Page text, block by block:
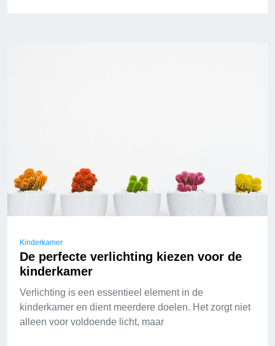
Kinderkamer
De perfecte verlichting kiezen voor de
kinderkamer
Verlichting is een essentieel element in de
kinderkamer en dient meerdere doelen. Het zorgt niet
alleen voor voldoende licht, maar